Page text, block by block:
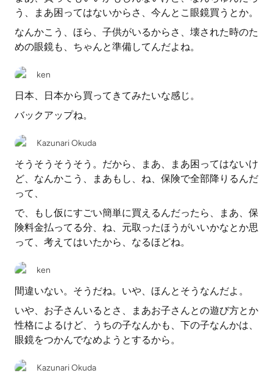
う、まあ困ってはないからさ、今んとこ眼鏡買うとか。
なんかこう、ほら、子供がいるからさ、壊された時のた
めの眼鏡も、ちゃんと準備してんだよね。
ken
日本、日本から買ってきてみたいな感じ。
バックアップね。
Kazunari Okuda
そうそうそうそう。だから、まあ、まあ困ってはないけ
ど、なんかこう、まあもし、ね、保険で全部降りるんだ
って、
で、もし仮にすごい簡単に買えるんだったら、まあ、保
険料金払ってる分、ね、元取ったほうがいいかなとか思
って、考えてはいたから、なるほどね。
ken
間違いない。そうだね。いや、ほんとそうなんだよ。
いや、お子さんいるとさ、まあお子さんとの遊び方とか
性格によるけど、うちの子なんかも、下の子なんかは、
眼鏡をつかんでなめようとするから。
Kazunari Okuda